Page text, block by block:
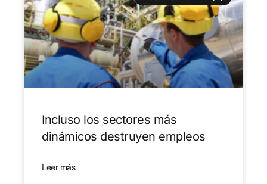
Incluso los sectores más
dinámicos destruyen empleos
Leer más